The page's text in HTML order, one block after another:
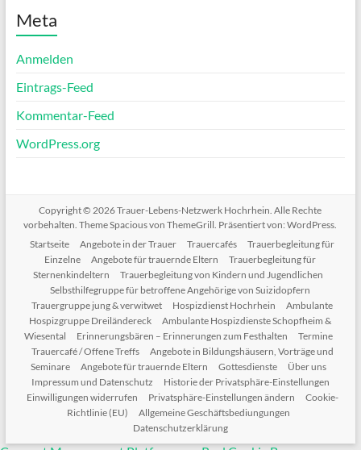
Meta
Anmelden
Eintrags-Feed
Kommentar-Feed
WordPress.org
Copyright © 2026Trauer-Lebens-Netzwerk Hochrhein. Alle Rechte
vorbehalten. ThemeSpaciousvon ThemeGrill. Präsentiert von:WordPress.
Startseite
Angebote in der Trauer Trauercafés
Trauerbegleitung für
Einzelne
Angebote für trauernde Eltern
Trauerbegleitung für
Sternenkindeltern
Trauerbegleitung von Kindern und Jugendlichen
Selbsthilfegruppe für betroffene Angehörige von Suizidopfern
Trauergruppe jung & verwitwet
Hospizdienst Hochrhein
Ambulante
Hospizgruppe Dreiländereck
Ambulante Hospizdienste Schopfheim &
Wiesental
Erinnerungsbären – Erinnerungen zum Festhalten
Termine
Trauercafé / Offene Treffs
Angebote in Bildungshäusern, Vorträge und
Seminare
Angebote für trauernde Eltern Gottesdienste
Über uns
Impressum und Datenschutz
Historie der Privatsphäre-Einstellungen
Einwilligungen widerrufen
Privatsphäre-Einstellungen ändern
Cookie-
Richtlinie (EU)
Allgemeine Geschäftsbediungungen
Datenschutzerklärung